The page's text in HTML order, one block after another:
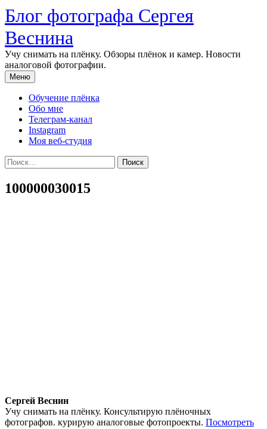
Перейти
к
содержимому
Блог фотографа Сергея
Веснина
Учу снимать на плёнку. Обзоры плёнок и камер. Новости
аналоговой фотографии.
Меню
Обучение плёнка
Обо мне
Телеграм-канал
Instagram
Моя веб-студия
Найти:
100000030015
Сергей Веснин
Учу снимать на плёнку. Консультирую плёночных
фотографов. курирую аналоговые фотопроекты. Посмотреть